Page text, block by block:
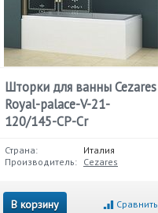
Шторки для ванны Cezares
Royal-palace-V-21-
120/145-CP-Cr
Страна:
Италия
Производитель: Cezares
В корзину Сравнить